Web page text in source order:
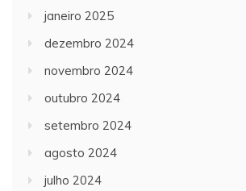
janeiro 2025
dezembro 2024
novembro 2024
outubro 2024
setembro 2024
agosto 2024
julho 2024